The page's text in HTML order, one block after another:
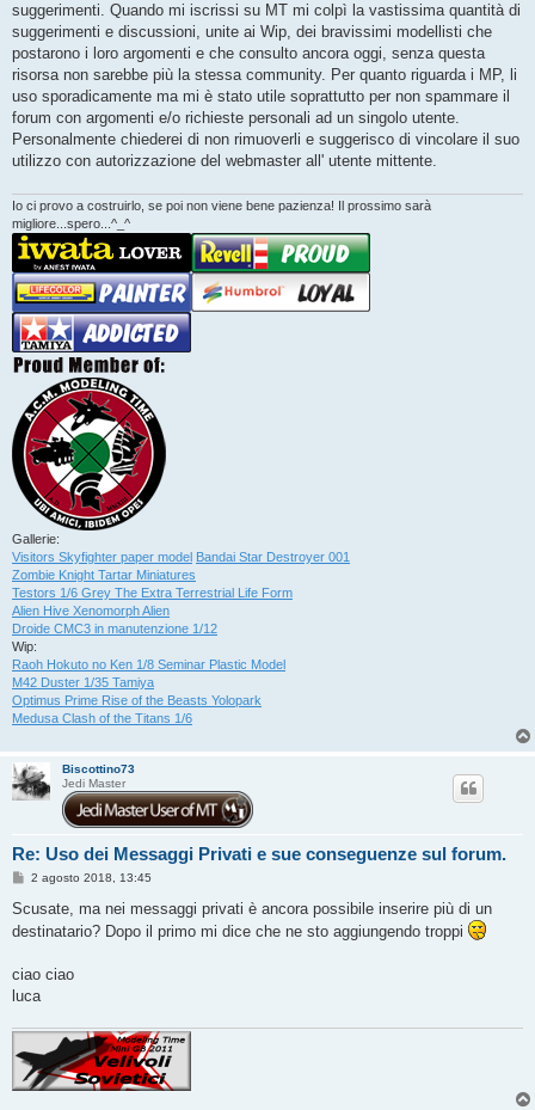
a
g
g
i
o
suggerimenti. Quando mi iscrissi su MT mi colpì la vastissima quantità di
suggerimenti e discussioni, unite ai Wip, dei bravissimi modellisti che
postarono i loro argomenti e che consulto ancora oggi, senza questa
risorsa non sarebbe più la stessa community. Per quanto riguarda i MP, li
uso sporadicamente ma mi è stato utile soprattutto per non spammare il
forum con argomenti e/o richieste personali ad un singolo utente.
Personalmente chiederei di non rimuoverli e suggerisco di vincolare il suo
utilizzo con autorizzazione del webmaster all' utente mittente.
Io ci provo a costruirlo, se poi non viene bene pazienza! Il prossimo sarà
migliore...spero...^_^
Gallerie:
Visitors Skyfighter paper model Bandai Star Destroyer 001
Zombie Knight Tartar Miniatures
Testors 1/6 Grey The Extra Terrestrial Life Form
Alien Hive Xenomorph Alien
Droide CMC3 in manutenzione 1/12
Wip:
Raoh Hokuto no Ken 1/8 Seminar Plastic Model
M42 Duster 1/35 Tamiya
Optimus Prime Rise of the Beasts Yolopark
Medusa Clash of the Titans 1/6
Biscottino73
Jedi Master
Re: Uso dei Messaggi Privati e sue conseguenze sul forum.
M
s
a
i
o
2 agosto 2018, 13:45
Scusate, ma nei messaggi privati è ancora possibile inserire più di un
destinatario? Dopo il primo mi dice che ne sto aggiungendo troppi
ciao ciao
luca